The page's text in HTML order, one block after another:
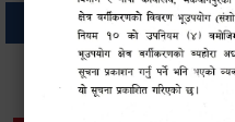
थप विवरणहरु